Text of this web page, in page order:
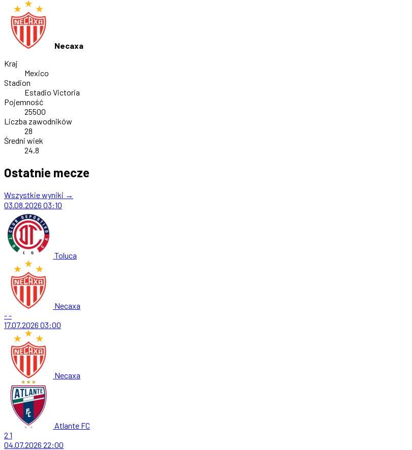
Necaxa
Kraj
Mexico
Stadion
Estadio Victoria
Pojemność
25500
Liczba zawodników
28
Średni wiek
24.8
Ostatnie mecze
Wszystkie wyniki →
03.08.2026 03:10
Toluca
Necaxa
--
17.07.2026 03:00
Necaxa
Atlante FC
2 1
04.07.2026 22:00